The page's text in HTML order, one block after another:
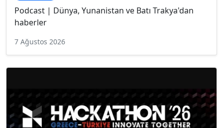
Podcast | Dünya, Yunanistan ve Batı Trakya'dan
haberler
7 Ağustos 2026